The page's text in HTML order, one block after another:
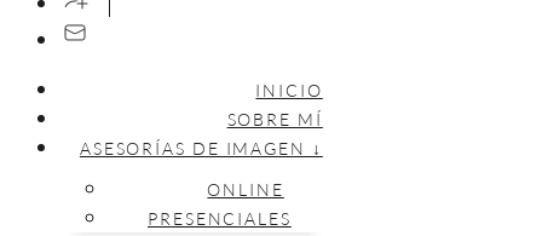
INICIO
SOBRE MÍ
ASESORÍAS DE IMAGEN ↓
ONLINE
PRESENCIALES